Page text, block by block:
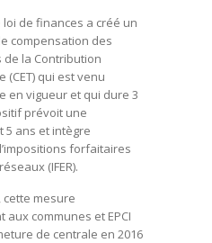
loi de finances a créé un
compensation des
la Contribution
(CET) qui est venu
en vigueur et qui dure 3
prévoit une
5 ans et intègre
forfaitaires
(IFER).
cette mesure
aux communes et EPCI
de centrale en 2016